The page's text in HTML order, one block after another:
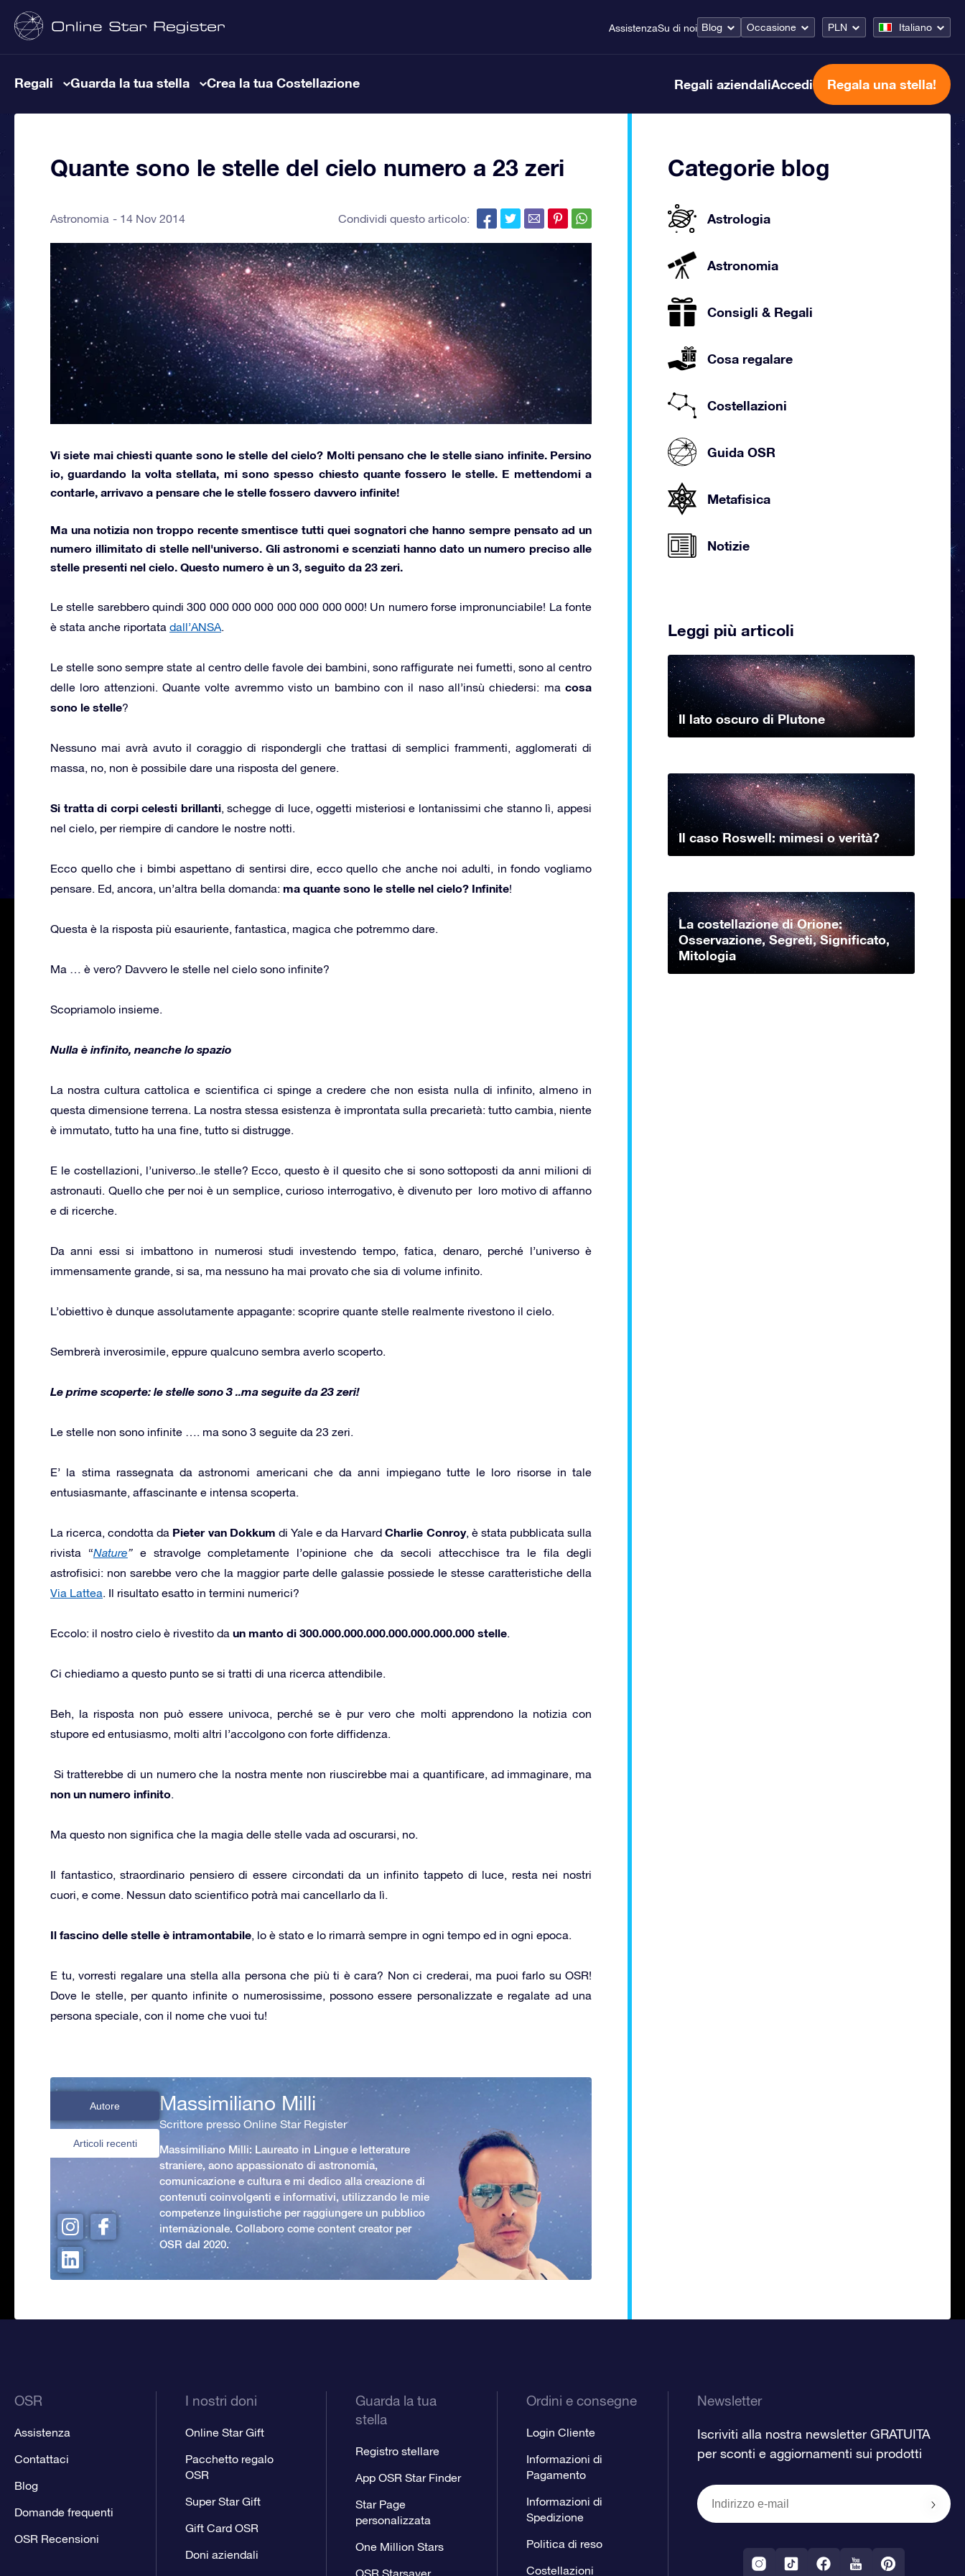
AssistenzaSu di noi Blog Occasione PLN Italiano
Regali Guarda la tua stella Crea la tua Costellazione Regali aziendaliAccedi Regala una stella!
Quante sono le stelle del cielo numero a 23 zeri
Astronomia 14 Nov 2014 Condividi questo articolo:
Vi siete mai chiestiquante sono le stelle del cielo? Molti pensano che le stelle siano infinite. Persino
io, guardando la volta stellata, mi sono spesso chiesto quante fossero le stelle. E mettendomi a
contarle, arrivavo a pensare che le stelle fossero davvero infinite!
Ma una notizia non troppo recente smentisce tutti quei sognatori che hanno sempre pensato ad un
numero illimitato di stelle nell'universo. Gli astronomi e scenziati hanno dato un numero precisoalle
stelle presenti nel cielo. Questo numero è un 3, seguito da 23 zeri.
Le stelle sarebbero quindi 300 000 000 000 000 000 000 000! Un numero forse impronunciabile! La fonte
è stata anche riportata dall’ANSA.
Le stelle sono sempre state al centro delle favole dei bambini, sono raffigurate nei fumetti, sono al centro
delle loro attenzioni. Quante volte avremmo visto un bambino con il naso all’insù chiedersi: ma cosa
sono le stelle?
Nessuno mai avrà avuto il coraggio di rispondergli che trattasi di semplici frammenti, agglomerati di
massa, no, non è possibile dare una risposta del genere.
Si tratta di corpi celesti brillanti, schegge di luce, oggetti misteriosi e lontanissimi che stanno lì, appesi
nel cielo, per riempire di candore le nostre notti.
Ecco quello che i bimbi aspettano di sentirsi dire, ecco quello che anche noi adulti, in fondo vogliamo
pensare. Ed, ancora, un’altra bella domanda: ma quante sono le stelle nel cielo? Infinite!
Questa è la risposta più esauriente, fantastica, magica che potremmo dare.
Ma … è vero? Davvero le stelle nel cielo sono infinite?
Scopriamolo insieme.
Nulla è infinito, neanche lo spazio
La nostra cultura cattolica e scientifica ci spinge a credere che non esista nulla di infinito, almeno in
questa dimensione terrena. La nostra stessa esistenza è improntata sulla precarietà: tutto cambia, niente
è immutato, tutto ha una fine, tutto si distrugge.
E le costellazioni, l’universo..le stelle? Ecco, questo è il quesito che si sono sottoposti da anni milioni di
astronauti. Quello che per noi è un semplice, curioso interrogativo, è divenuto per loro motivo di affanno
e di ricerche.
Da anni essi si imbattono in numerosi studi investendo tempo, fatica, denaro, perché l’universo è
immensamente grande, si sa, ma nessuno ha mai provato che sia di volume infinito.
L’obiettivo è dunque assolutamente appagante: scoprire quante stelle realmente rivestono il cielo.
Sembrerà inverosimile, eppure qualcuno sembra averlo scoperto.
Le prime scoperte: le stelle sono 3 ..ma seguite da 23 zeri!
Le stelle non sono infinite …. ma sono 3 seguite da 23 zeri.
E’ la stima rassegnata da astronomi americani che da anni impiegano tutte le loro risorse in tale
entusiasmante, affascinante e intensa scoperta.
La ricerca, condotta da Pieter van Dokkum di Yale e da Harvard Charlie Conroy, è stata pubblicata sulla
rivista “Nature” e stravolge completamente l’opinione che da secoli attecchisce tra le fila degli
astrofisici: non sarebbe vero che la maggior parte delle galassie possiede le stesse caratteristiche della
Via Lattea. Il risultato esatto in termini numerici?
Eccolo: il nostro cielo è rivestito da un manto di 300.000.000.000.000.000.000.000 stelle.
Ci chiediamo a questo punto se si tratti di una ricerca attendibile.
Beh, la risposta non può essere univoca, perché se è pur vero che molti apprendono la notizia con
stupore ed entusiasmo, molti altri l’accolgono con forte diffidenza.
Si tratterebbe di un numero che la nostra mente non riuscirebbe mai a quantificare, ad immaginare, ma
non un numero infinito.
Ma questo non significa che la magia delle stelle vada ad oscurarsi, no.
Il fantastico, straordinario pensiero di essere circondati da un infinito tappeto di luce, resta nei nostri
cuori, e come. Nessun dato scientifico potrà mai cancellarlo da lì.
Il fascino delle stelle è intramontabile, lo è stato e lo rimarrà sempre in ogni tempo ed in ogni epoca.
E tu, vorresti regalare una stella alla persona che più ti è cara? Non ci crederai, ma puoi farlo su OSR!
Dove le stelle, per quanto infinite o numerosissime, possono essere personalizzate e regalate ad una
persona speciale, con il nome che vuoi tu!
Autore
Articoli recenti
Massimiliano Milli
Scrittore presso Online Star Register
Massimiliano Milli: Laureato in Lingue e letterature
straniere, aono appassionato di astronomia,
comunicazione e cultura e mi dedico alla creazione di
contenuti coinvolgenti e informativi, utilizzando le mie
competenze linguistiche per raggiungere un pubblico
internazionale. Collaboro come content creator per
OSR dal 2020.
Categorie blog
Astrologia
Astronomia
Consigli & Regali
Cosa regalare
Costellazioni
Guida OSR
Metafisica
Notizie
Leggi più articoli
Il lato oscuro di Plutone
Il caso Roswell: mimesi o verità?
La costellazione di Orione:
Osservazione, Segreti, Significato,
Mitologia
OSR
Assistenza
Contattaci
Blog
Domande frequenti
OSR Recensioni
I nostri doni
Online Star Gift
Pacchetto regalo
OSR
Super Star Gift
Gift Card OSR
Doni aziendali
Guarda la tua
stella
Registro stellare
App OSR Star Finder
Star Page
personalizzata
One Million Stars
OSR Starsaver
Ordini e consegne
Login Cliente
Informazioni di
Pagamento
Informazioni di
Spedizione
Politica di reso
Costellazioni
Newsletter
Iscriviti alla nostra newsletter GRATUITA
per sconti e aggiornamenti sui prodotti